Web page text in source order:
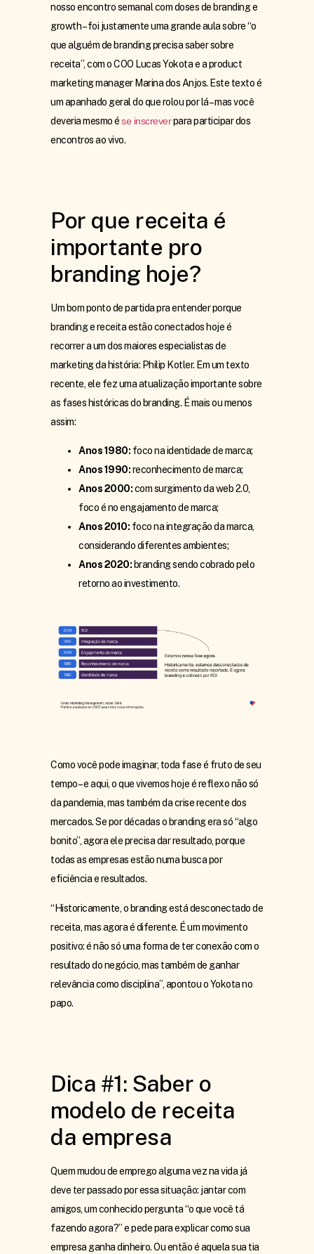
nosso encontro semanal com doses de branding e
growth – foi justamente uma grande aula sobre “o
que alguém de branding precisa saber sobre
receita”, com o COO Lucas Yokota e a product
marketing manager Marina dos Anjos. Este texto é
um apanhado geral do que rolou por lá – mas você
deveria mesmo ése inscreverpara participar dos
encontros ao vivo.
Por que receita é
importante pro
branding hoje?
Um bom ponto de partida pra entender porque
branding e receita estão conectados hoje é
recorrer a um dos maiores especialistas de
marketing da história: Philip Kotler. Em um texto
recente, ele fez uma atualização importante sobre
as fases históricas do branding. É mais ou menos
assim:
Anos 1980: foco na identidade de marca;
Anos 1990:reconhecimento de marca;
Anos 2000:com surgimento da web 2.0,
foco é no engajamento de marca;
Anos 2010: foco na integração da marca,
considerando diferentes ambientes;
Anos 2020: branding sendo cobrado pelo
retorno ao investimento.
Como você pode imaginar, toda fase é fruto de seu
tempo – e aqui, o que vivemos hoje é reflexo não só
da pandemia, mas também da crise recente dos
mercados. Se por décadas o branding era só “algo
bonito”, agora ele precisa dar resultado, porque
todas as empresas estão numa busca por
eficiência e resultados.
“Historicamente, o branding está desconectado de
receita, mas agora é diferente. É um movimento
positivo: é não só uma forma de ter conexão com o
resultado do negócio, mas também de ganhar
relevância como disciplina”, apontou o Yokota no
papo.
Dica #1: Saber o
modelo de receita
da empresa
Quem mudou de emprego alguma vez na vida já
deve ter passado por essa situação: jantar com
amigos, um conhecido pergunta “o que você tá
fazendo agora?” e pede para explicar como sua
empresa ganha dinheiro. Ou então é aquela sua tia